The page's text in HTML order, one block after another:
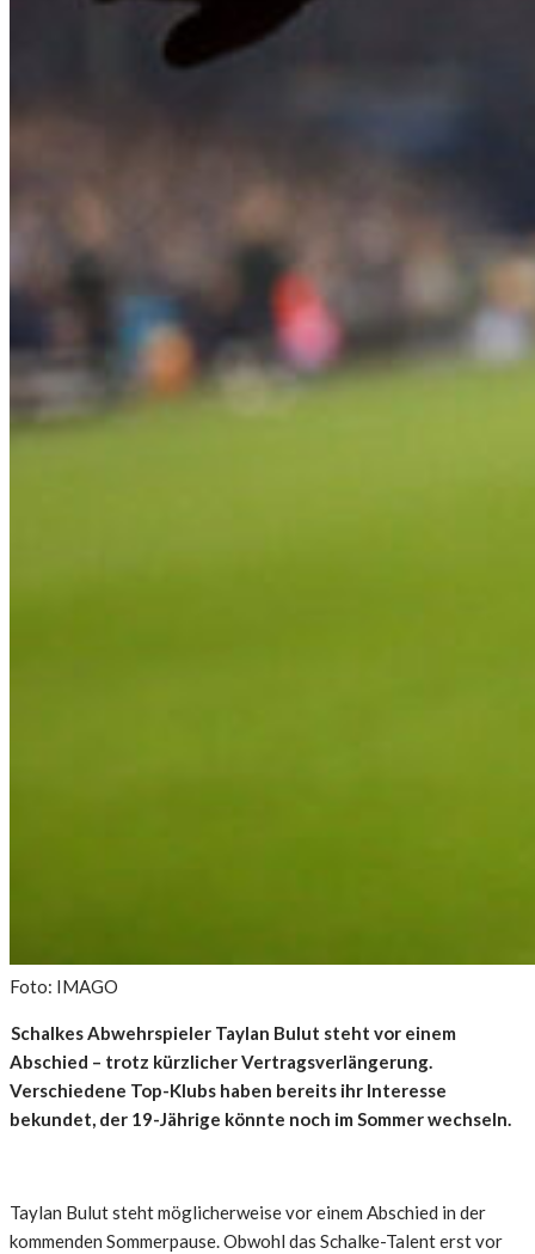
Foto: IMAGO
Schalkes Abwehrspieler Taylan Bulut steht vor einem
Abschied – trotz kürzlicher Vertragsverlängerung.
Verschiedene Top-Klubs haben bereits ihr Interesse
bekundet, der 19-Jährige könnte noch im Sommer wechseln.
Taylan Bulut steht möglicherweise vor einem Abschied in der
kommenden Sommerpause. Obwohl das Schalke-Talent erst vor